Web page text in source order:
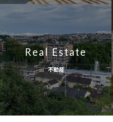
Real Estate
不動産